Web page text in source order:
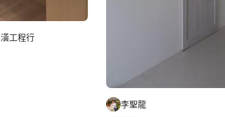
工程行
李聖龍